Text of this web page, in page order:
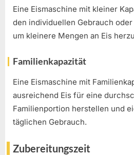
Eine Eismaschine mit kleiner
den individuellen Gebrauch
um kleinere Mengen an Eis
Familienkapazität
Eine Eismaschine mit
ausreichend Eis für eine
Familienportion herstellen und
täglichen Gebrauch.
Zubereitungszeit